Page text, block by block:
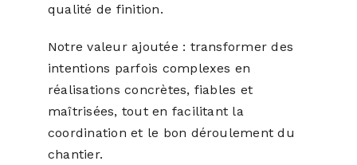
qualité de finition.
Notre valeur ajoutée : transformer des
intentions parfois complexes en
réalisations concrètes, fiables et
maîtrisées, tout en facilitant la
coordination et le bon déroulement du
chantier.